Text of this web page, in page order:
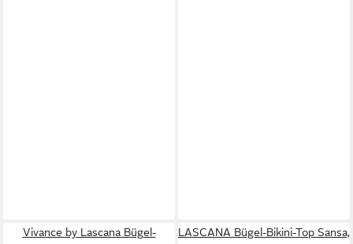
Vivance by Lascana Bügel-
LASCANA Bügel-Bikini-Top Sansa,